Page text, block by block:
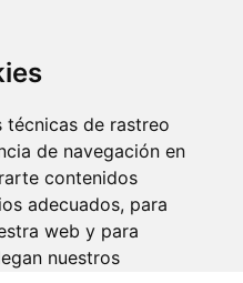
técnicas de rastreo
de navegación en
contenidos
adecuados, para
web y para
nuestros